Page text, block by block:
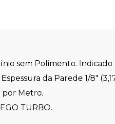
sem Polimento. Indicado
da Parede 1/8"
por Metro.
TURBO.